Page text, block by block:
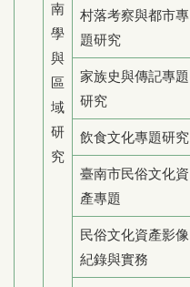
南
學
與
區
域
研
究
村落考察與都市專
題研究
家族史與傳記專題
研究
飲食文化專題研究
臺南市民俗文化資
產專題
民俗文化資產影像
紀錄與實務